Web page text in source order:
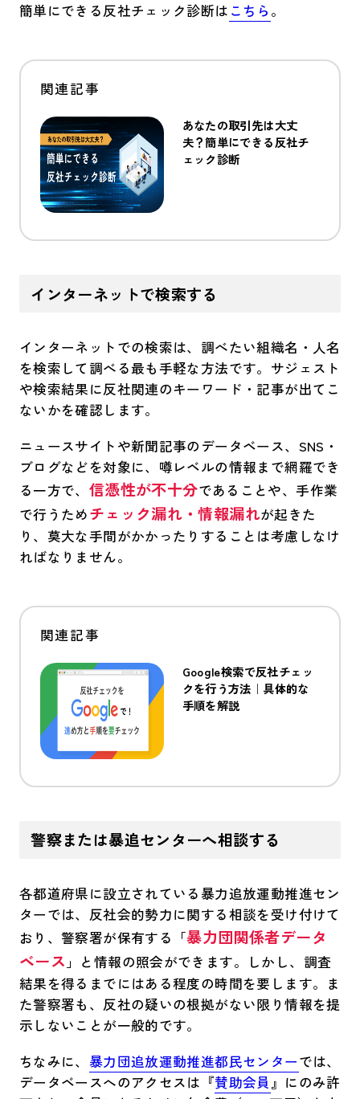
簡単にできる反社チェック診断は こちら 。
あなたの取引先は大丈
夫？簡単にできる反社チ
ェック診断
インターネットで検索する
インターネットでの検索は、調べたい組織名・人名
を検索して調べる最も手軽な方法です。サジェスト
や検索結果に反社関連のキーワード・記事が出てこ
ないかを確認します。
ニュースサイトや新聞記事のデータベース、SNS・
ブログなどを対象に、噂レベルの情報まで網羅でき
る一方で、 信憑性が不十分であることや、手作業
で行うためチェック漏れ・情報漏れが起きた
り、莫大な手間がかかったりすることは考慮しなけ
ればなりません。
Google検索で反社チェッ
クを行う方法｜具体的な
手順を解説
警察または暴追センターへ相談する
各都道府県に設立されている暴力追放運動推進セン
ターでは、反社会的勢力に関する相談を受け付けて
おり、警察署が保有する「暴力団関係者データ
ベース 」と情報の照会ができます。しかし、調査
結果を得るまでにはある程度の時間を要します。ま
た警察署も、反社の疑いの根拠がない限り情報を提
示しないことが一般的です。
ちなみに、 暴力団追放運動推進都民センターでは、
データベースへのアクセスは『賛助会員』にのみ許